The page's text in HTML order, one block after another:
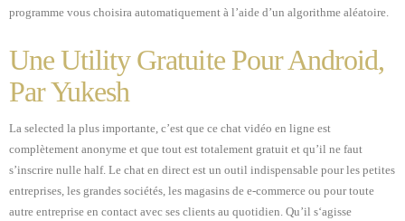
programme vous choisira automatiquement à l’aide d’un algorithme aléatoire.
Une Utility Gratuite Pour Android,
Par Yukesh
La selected la plus importante, c’est que ce chat vidéo en ligne est
complètement anonyme et que tout est totalement gratuit et qu’il ne faut
s’inscrire nulle half. Le chat en direct est un outil indispensable pour les petites
entreprises, les grandes sociétés, les magasins de e-commerce ou pour toute
autre entreprise en contact avec ses clients au quotidien. Qu’il s‘agisse